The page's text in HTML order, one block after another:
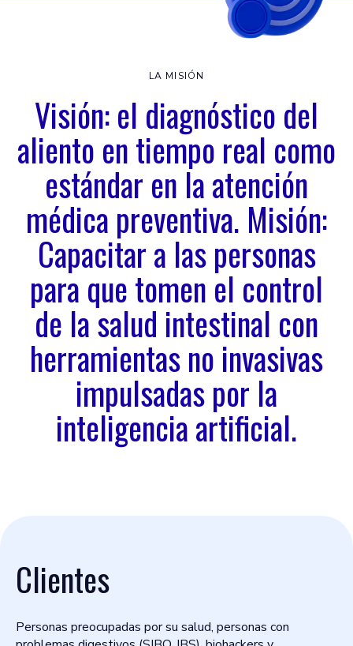
LA MISIÓN
Visión: el diagnóstico del
aliento en tiempo real como
estándar en la atención
médica preventiva. Misión:
Capacitar a las personas
para que tomen el control
de la salud intestinal con
herramientas no invasivas
impulsadas por la
inteligencia artificial.
Clientes
Personas preocupadas por su salud, personas con